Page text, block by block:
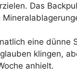
Das
eine dünne
klingen,
anhielt.